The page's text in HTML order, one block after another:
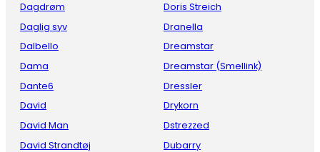
Dagdrøm
Daglig syv
Dalbello
Dama
Dante6
David
David Man
David Strandtøj
Doris Streich
Dranella
Dreamstar
Dreamstar (Smellink)
Dressler
Drykorn
Dstrezzed
Dubarry